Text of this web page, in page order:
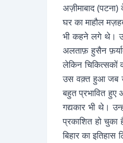
अज़ीमाबाद
घर का माहौल
भी कहने लगे थे।
अलताफ़ हुसैन
लेकिन चिकित्सकों
उस वक़्त हुआ जब
बहुत प्रभावित
गद्यकार भी थे।
प्रकाशित हो
बिहार का